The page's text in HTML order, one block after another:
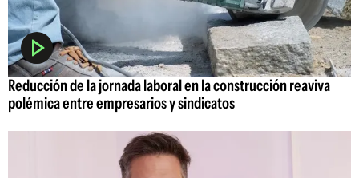
Reducción de la jornada laboral en la construcción reaviva
polémica entre empresarios y sindicatos